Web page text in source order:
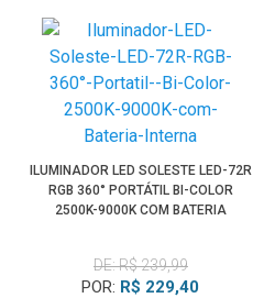
ILUMINADOR LED SOLESTE LED-72R
RGB 360° PORTÁTIL BI-COLOR
2500K-9000K COM BATERIA
DE: R$ 239,99
POR: R$ 229,40